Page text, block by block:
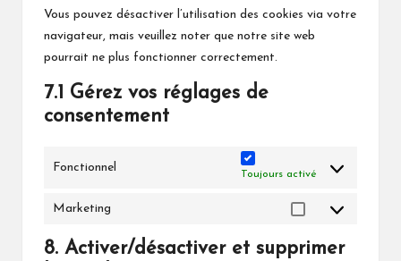
Vous pouvez désactiver l’utilisation des cookies via votre
navigateur, mais veuillez noter que notre site web
pourrait ne plus fonctionner correctement.
7.1 Gérez vos réglages de
consentement
Fonctionnel
Toujours activé
Marketing
Marketing
8. Activer/désactiver et supprimer